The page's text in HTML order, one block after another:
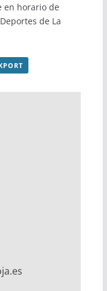
en horario de
de La